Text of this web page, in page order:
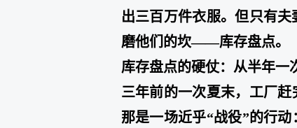
出三百万件衣服。但只有
磨他们的坎——库存盘点。
库存盘点的硬仗：从半年一
三年前的一次夏末，工厂赶
那是一场近乎“战役”的行